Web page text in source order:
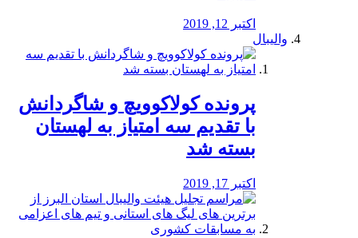
اکتبر 12, 2019
والیبال
پرونده کولاکوویچ و شاگردانش
با تقدیم سه امتیاز به لهستان
بسته شد
اکتبر 17, 2019